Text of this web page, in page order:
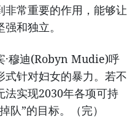
常重要的作用，能够让
和独立。
·穆迪(Robyn Mudie)呼
式针对妇女的暴力。若不
法实现2030年各项可持
队”的目标。（完）